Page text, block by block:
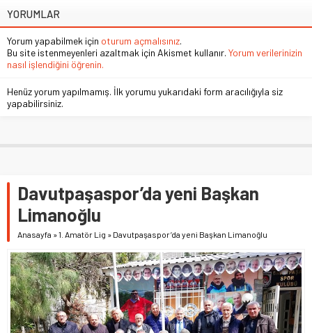
YORUMLAR
Yorum yapabilmek için oturum açmalısınız.
Bu site istenmeyenleri azaltmak için Akismet kullanır. Yorum verilerinizin
nasıl işlendiğini öğrenin.
Henüz yorum yapılmamış. İlk yorumu yukarıdaki form aracılığıyla siz
yapabilirsiniz.
Davutpaşaspor’da yeni Başkan
Limanoğlu
Anasayfa »1. Amatör Lig » Davutpaşaspor’da yeni Başkan Limanoğlu